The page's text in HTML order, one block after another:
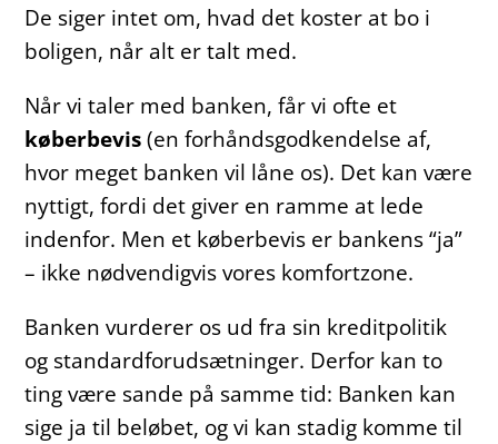
De siger intet om, hvad det koster at bo i
boligen, når alt er talt med.
Når vi taler med banken, får vi ofte et
køberbevis(en forhåndsgodkendelse af,
hvor meget banken vil låne os). Det kan være
nyttigt, fordi det giver en ramme at lede
indenfor. Men et køberbevis er bankens “ja”
– ikke nødvendigvis vores komfortzone.
Banken vurderer os ud fra sin kreditpolitik
og standardforudsætninger. Derfor kan to
ting være sande på samme tid: Banken kan
sige ja til beløbet, og vi kan stadig komme til